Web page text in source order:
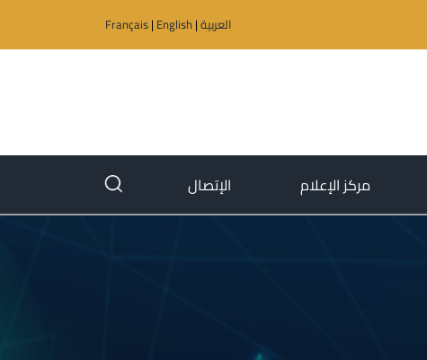
العربية|
Français| English
مركز الإعلام الإتصال
(current)